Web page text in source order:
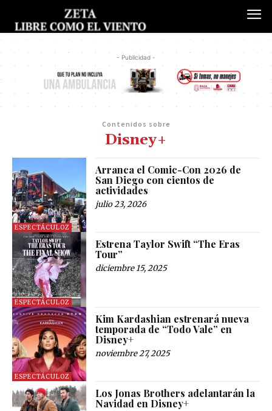
- Publicidad -
Contenidos sobre
Disney+
ESPECTÁCULOZ
Arranca el Comic-Con 2026 de
San Diego con cientos de
actividades
julio 23, 2026
ESPECTÁCULOZ
Estrena Taylor Swift “The Eras
Tour”
diciembre 15, 2025
ESPECTÁCULOZ
Kim Kardashian estrenará nueva
temporada de “Todo Vale” en
Disney+
noviembre 27, 2025
Los Jonas Brothers adelantarán la
Navidad en Disney+